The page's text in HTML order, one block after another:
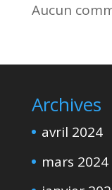
Aucun
Archives
avril 2024
mars 2024